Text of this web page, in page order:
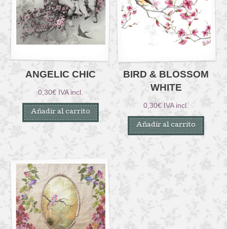
ANGELIC CHIC
0,30€ IVA incl.
Añadir al carrito
BIRD & BLOSSOM
WHITE
0,30€ IVA incl.
Añadir al carrito